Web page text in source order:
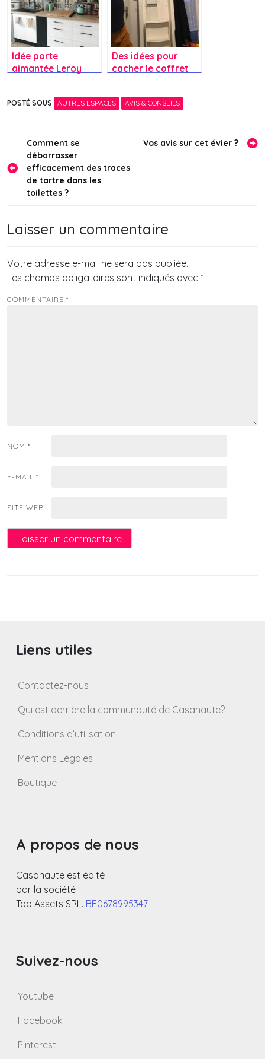
Idée porte
aimantée Leroy
électrique ?
Des idées pour
cacher le coffret
POSTÉ SOUS AUTRES ESPACES AVIS & CONSEILS
Navigation
de
l’article
Comment se
débarrasser
efficacement des traces
de tartre dans les
toilettes ?
Vos avis sur cet évier ?
Laisser un commentaire
Votre adresse e-mail ne sera pas publiée.
Les champs obligatoires sont indiqués avec *
COMMENTAIRE *
NOM *
E-MAIL *
SITE WEB
Liens utiles
Contactez-nous
Qui est derrière la communauté de Casanaute?
Conditions d’utilisation
Mentions Légales
Boutique
A propos de nous
Casanaute est édité
par la société
Top Assets SRL. BE0678995347.
Suivez-nous
Youtube
Facebook
Pinterest